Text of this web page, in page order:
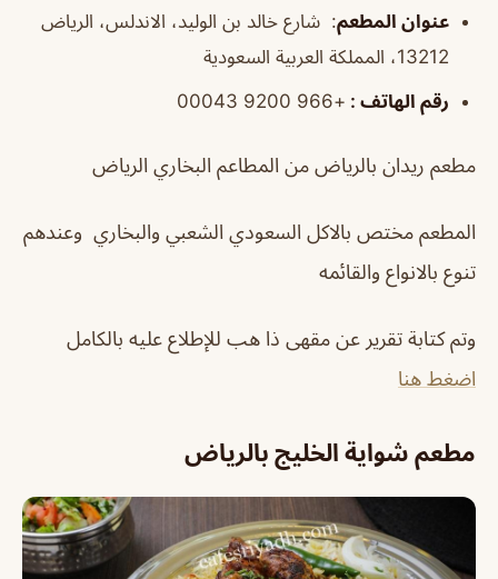
عنوان المطعم: شارع خالد بن الوليد، الاندلس، الرياض
13212، المملكة العربية السعودية
رقم الهاتف :
+966 9200 00043
مطعم ريدان بالرياض من المطاعم البخاري الرياض
المطعم مختص بالاكل السعودي الشعبي والبخاري وعندهم
تنوع بالانواع والقائمه
وتم كتابة تقرير عن مقهى ذا هب للإطلاع عليه بالكامل
اضغط هنا
مطعم شواية الخليج بالرياض